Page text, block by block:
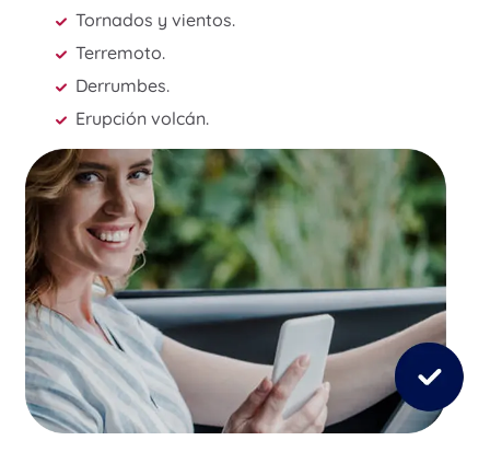
Tornados y vientos.
Terremoto.
Derrumbes.
Erupción volcán.